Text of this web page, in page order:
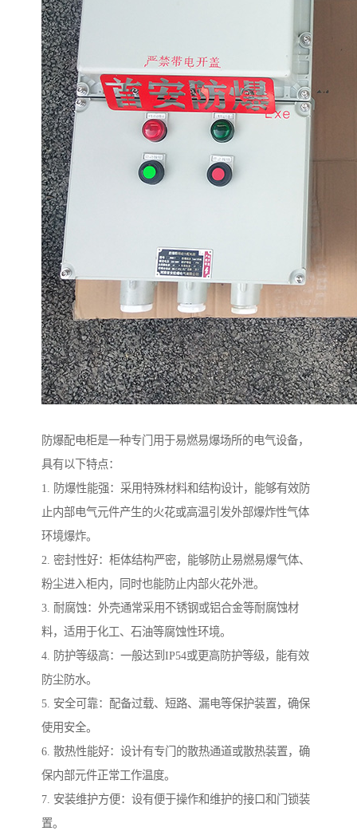
防爆配电柜是一种专门用于易燃易爆场所的电气设备，
具有以下特点：
1. 防爆性能强：采用特殊材料和结构设计，能够有效防
止内部电气元件产生的火花或高温引发外部爆炸性气体
环境爆炸。
2. 密封性好：柜体结构严密，能够防止易燃易爆气体、
粉尘进入柜内，同时也能防止内部火花外泄。
3. 耐腐蚀：外壳通常采用不锈钢或铝合金等耐腐蚀材
料，适用于化工、石油等腐蚀性环境。
4. 防护等级高：一般达到IP54或更高防护等级，能有效
防尘防水。
5. 安全可靠：配备过载、短路、漏电等保护装置，确保
使用安全。
6. 散热性能好：设计有专门的散热通道或散热装置，确
保内部元件正常工作温度。
7. 安装维护方便：设有便于操作和维护的接口和门锁装
置。